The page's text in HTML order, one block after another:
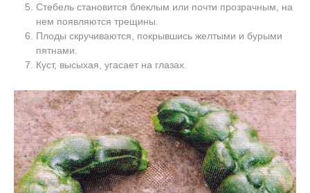
Стебель становится блеклым или почти прозрачным, на
нем появляются трещины.
Плоды скручиваются, покрывшись желтыми и бурыми
пятнами.
Куст, высыхая, угасает на глазах.